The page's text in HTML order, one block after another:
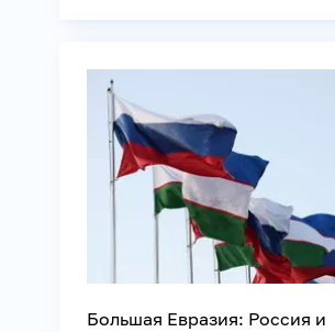
Видеомост
Внешняя политика
Международные отношения
ОДКБ СНГ
Большая Евразия: Россия и